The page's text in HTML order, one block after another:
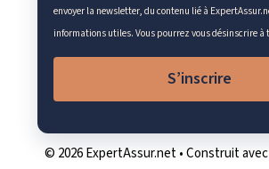
envoyer la newsletter, du contenu lié à
informations utiles. Vous pourrez vous désinscrire à
S’inscrire
© 2026 ExpertAssur.net• Construit avec